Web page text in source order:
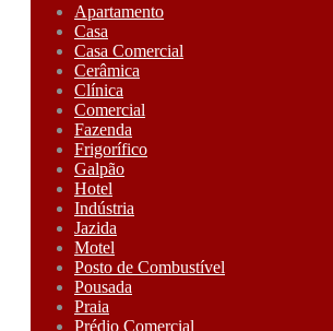
Apartamento
Casa
Casa Comercial
Cerâmica
Clínica
Comercial
Fazenda
Frigorífico
Galpão
Hotel
Indústria
Jazida
Motel
Posto de Combustível
Pousada
Praia
Prédio Comercial